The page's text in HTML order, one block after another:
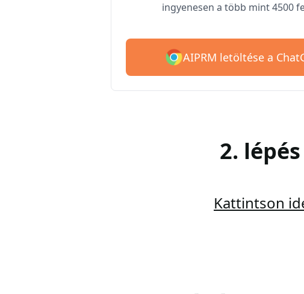
ingyenesen a több mint 4500
AIPRM letöltése a
2.
Kattintson